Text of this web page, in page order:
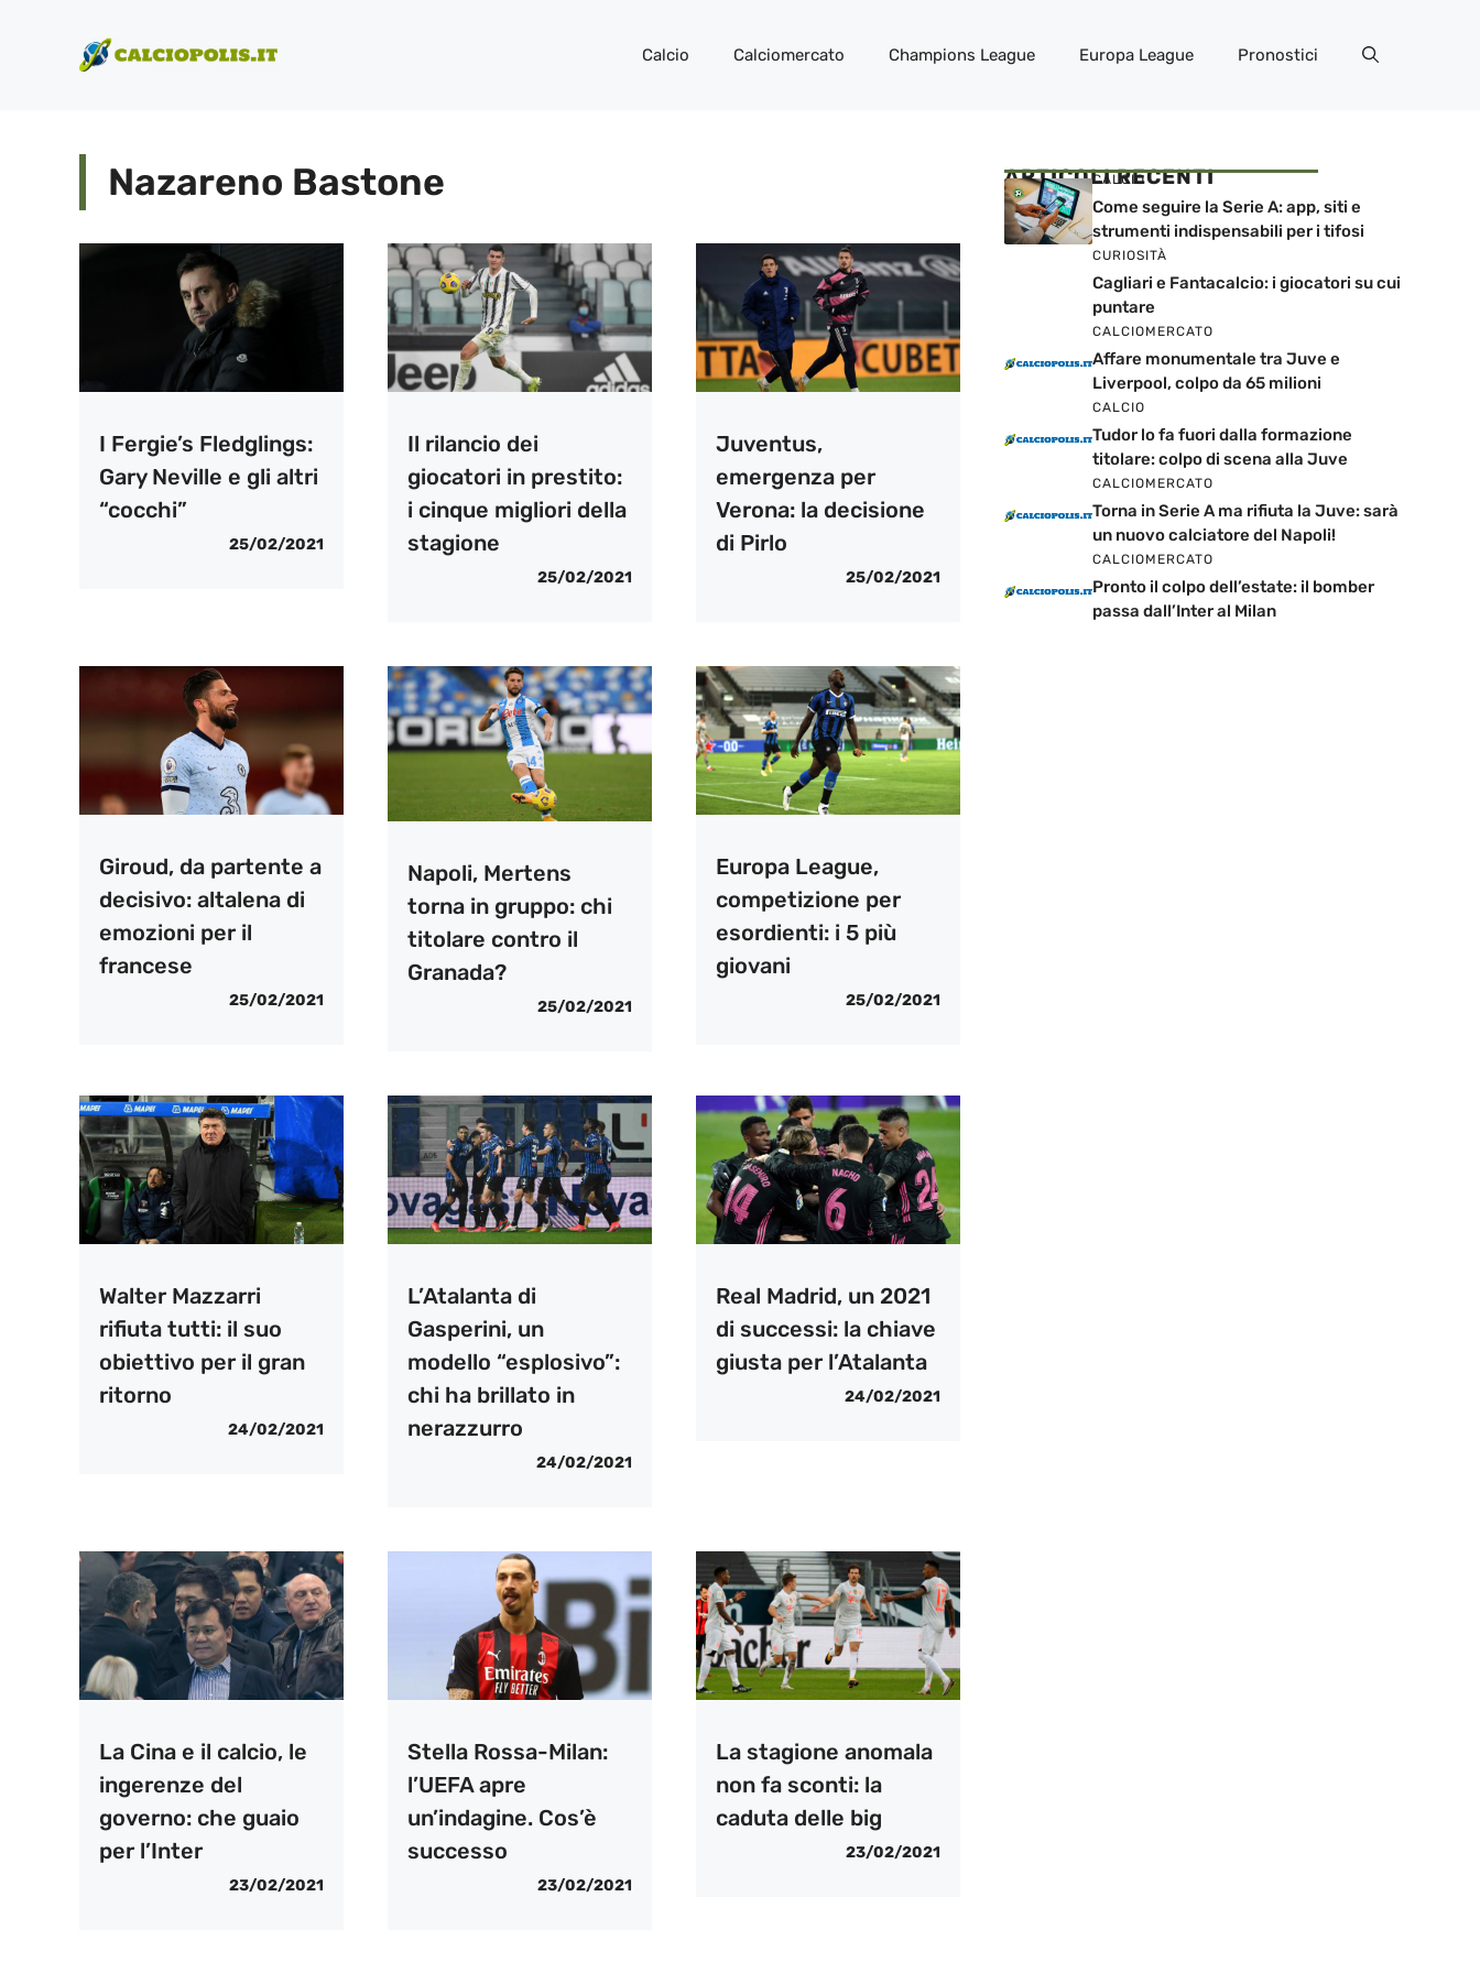
contenuto
Calcio Calciomercato Champions League Europa League Pronostici
Nazareno Bastone
I Fergie’s Fledglings:
Gary Neville e gli altri
“cocchi”
25/02/2021
Il rilancio dei
giocatori in prestito:
i cinque migliori della
stagione
25/02/2021
Juventus,
emergenza per
Verona: la decisione
di Pirlo
25/02/2021
Giroud, da partente a
decisivo: altalena di
emozioni per il
francese
25/02/2021
Napoli, Mertens
torna in gruppo: chi
titolare contro il
Granada?
25/02/2021
Europa League,
competizione per
esordienti: i 5 più
giovani
25/02/2021
Walter Mazzarri
rifiuta tutti: il suo
obiettivo per il gran
ritorno
24/02/2021
L’Atalanta di
Gasperini, un
modello “esplosivo”:
chi ha brillato in
nerazzurro
24/02/2021
Real Madrid, un 2021
di successi: la chiave
giusta per l’Atalanta
24/02/2021
La Cina e il calcio, le
ingerenze del
governo: che guaio
per l’Inter
23/02/2021
Stella Rossa-Milan:
l’UEFA apre
un’indagine. Cos’è
successo
23/02/2021
La stagione anomala
non fa sconti: la
caduta delle big
23/02/2021
ARTICOLI RECENTI
CALCIO
Come seguire la Serie A: app, siti e
strumenti indispensabili per i tifosi
CURIOSITÀ
Cagliari e Fantacalcio: i giocatori su cui
puntare
CALCIOMERCATO
Affare monumentale tra Juve e
Liverpool, colpo da 65 milioni
CALCIO
Tudor lo fa fuori dalla formazione
titolare: colpo di scena alla Juve
CALCIOMERCATO
Torna in Serie A ma rifiuta la Juve: sarà
un nuovo calciatore del Napoli!
CALCIOMERCATO
Pronto il colpo dell’estate: il bomber
passa dall’Inter al Milan